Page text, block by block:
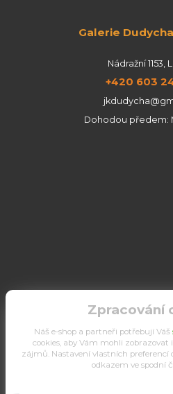
Galerie Dudycha
Nádražní 1153,
+420 603
Dohodou předem:
Zpracování
Náš e-shop a partneři potřebují Váš
cookies, aby Vám mohli zobrazovat
zájmů. Nastavení vlastních preferencí
odkazem ve spodní